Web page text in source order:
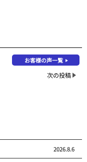
お客様の声一覧
次の投稿
2026.8.6